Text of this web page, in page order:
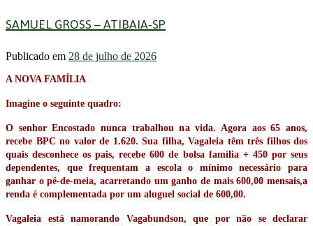
SAMUEL GROSS – ATIBAIA-SP
Publicado em 28 de julho de 2026
A NOVA FAMÍLIA
Imagine o seguinte quadro:
O senhor Encostado nunca trabalhou na vida. Agora aos 65 anos,
recebe BPC no valor de 1.620. Sua filha, Vagaleia têm três filhos dos
quais desconhece os pais, recebe 600 de bolsa família + 450 por seus
dependentes, que frequentam a escola o mínimo necessário para
ganhar o pé-de-meia, acarretando um ganho de mais 600,00 mensais,a
renda é complementada por um aluguel social de 600,00.
Vagaleia está namorando Vagabundson, que por não se declarar